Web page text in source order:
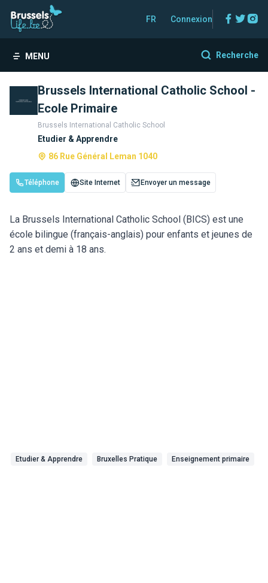
FR Connexion
MENU Recherche
Brussels International Catholic School -
Ecole Primaire
Brussels International Catholic School
Etudier & Apprendre
86 Rue Général Leman 1040
Téléphone Site Internet Envoyer un message
La Brussels International Catholic School (BICS) est une
école bilingue (français-anglais) pour enfants et jeunes de
2 ans et demi à 18 ans.
Etudier & Apprendre Bruxelles Pratique Enseignement primaire